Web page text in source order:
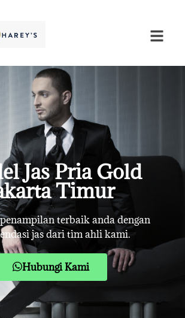
Jas Pria Gold
Timur
terbaik anda dengan
jas dari tim ahli kami.
Hubungi Kami